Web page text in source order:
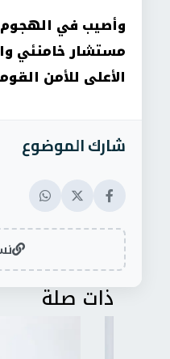
وأصيب في
مستشار خامنئي
الأعلى للأمن
شارك الموضوع
ذات صلة